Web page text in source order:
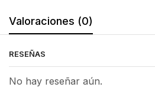
Valoraciones (0)
RESEÑAS
No hay reseñar aún.